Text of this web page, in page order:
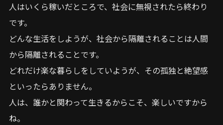
人はいくら稼いだところで、社会に無視されたら終わり
です。
どんな生活をしようが、社会から隔離されることは人間
から隔離されることです。
どれだけ楽な暮らしをしていようが、その孤独と絶望感
といったらありません。
人は、誰かと関わって生きるからこそ、楽しいですから
ね。